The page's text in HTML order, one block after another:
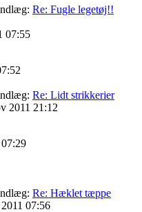
Re: Fugle legetøj!!
07:55
Re: Lidt strikkerier
2011 21:12
Re: Hæklet tæppe
07:56